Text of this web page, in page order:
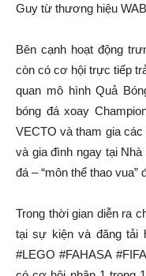
Guy từ thương hiệu
Bên cạnh hoạt động
còn có cơ hội trực tiếp
quan mô hình Quả
bóng đá xoay
VECTO và tham gia
và gia đình ngay tại
đá – “môn thể thao
Trong thời gian diễn ra
tại sự kiện và đăng tải
#LEGO #FAHASA